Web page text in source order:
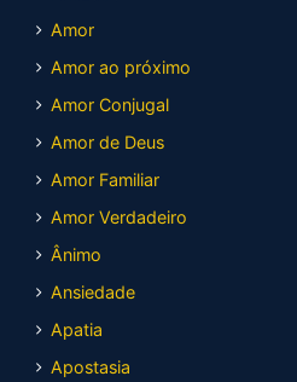
Amor
Amor ao próximo
Amor Conjugal
Amor de Deus
Amor Familiar
Amor Verdadeiro
Ânimo
Ansiedade
Apatia
Apostasia